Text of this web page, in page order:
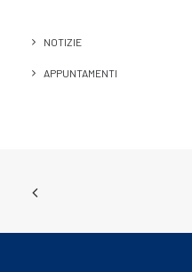
NOTIZIE
APPUNTAMENTI